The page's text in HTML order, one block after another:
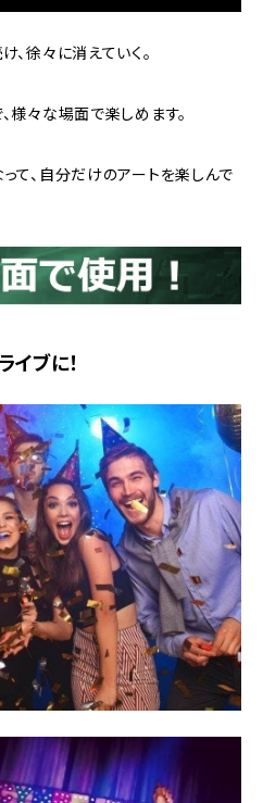
徐々に消えていく。
様々な場面で楽しめます。
て、自分だけのアートを楽しんで
イブに！